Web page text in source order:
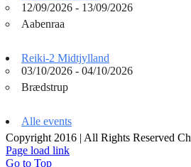
12/09/2026 - 13/09/2026
Aabenraa
Reiki-2 Midtjylland
03/10/2026 - 04/10/2026
Brædstrup
Alle events
Copyright 2016 | All Rights Reserved
Page load link
Go to Top